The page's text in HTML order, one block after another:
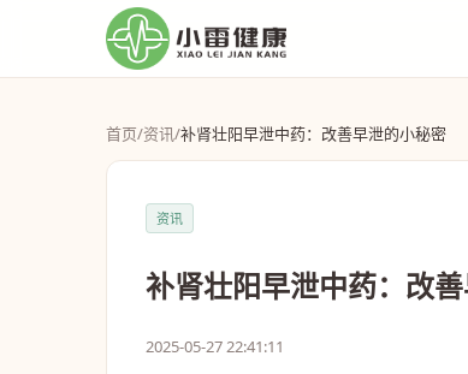
首页/资讯/补肾壮阳早泄中药：改善早泄的小秘密
资讯
补肾壮阳早泄中药：改
2025-05-27 22:41:11